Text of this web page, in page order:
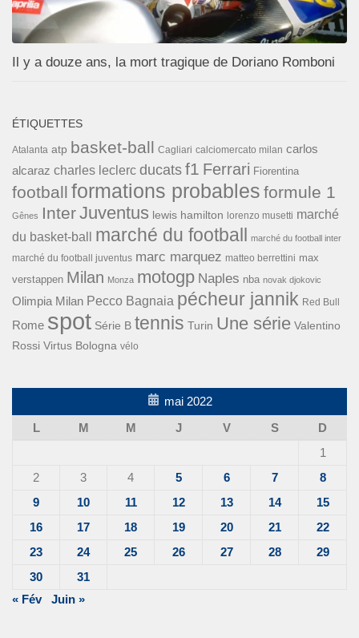
Il y a douze ans, la mort tragique de Doriano Romboni
ÉTIQUETTES
Atalanta atp basket-ball Cagliari calciomercato milan carlos
alcaraz charles leclerc ducats f1 Ferrari Fiorentina
football formations probables formule 1
Gênes InterJuventus lewis hamilton lorenzo musetti marché
du basket-ball
marché du football marché du football inter
marché du football juventus marc marquez matteo berrettini max
verstappen Milan Monza motogp Naples nba novak djokovic
Olimpia Milan Pecco Bagnaia pécheur jannik Red Bull
Rome spot Série B tennis Turin Une série Valentino
Rossi Virtus Bologna vélo
mai 2022
L
M M J V S
D
1
2
3 4 5 6 7
8
9
10 11 12 13 14
15
16
17 18 19 20 21
22
23
24 25 26 27 28
29
30
31
« Fév
Juin »